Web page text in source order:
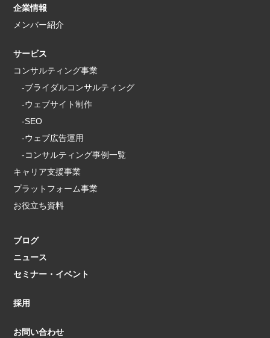
企業情報
メンバー紹介
サービス
コンサルティング事業
-ブライダルコンサルティング
-ウェブサイト制作
-SEO
-ウェブ広告運用
-コンサルティング事例一覧
キャリア支援事業
プラットフォーム事業
お役立ち資料
ブログ
ニュース
セミナー・イベント
採用
お問い合わせ